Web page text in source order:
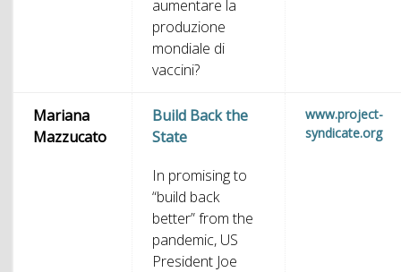
aumentare la
produzione
mondiale di
vaccini?
Mariana
Mazzucato
Build Back the
State
In promising to
“build back
better” from the
pandemic, US
President Joe
www.project-
syndicate.org